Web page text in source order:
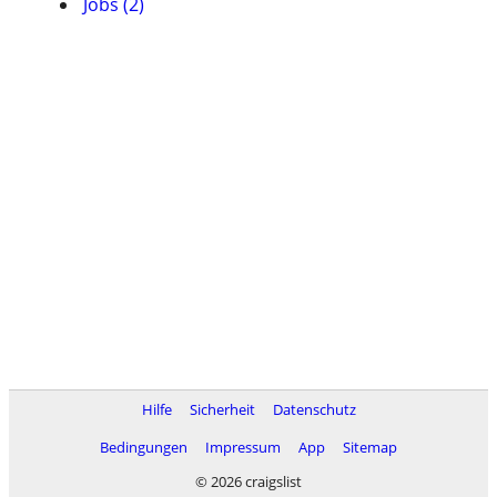
Hilfe Sicherheit
Datenschutz
Bedingungen
Impressum App
Sitemap
© 2026 craigslist